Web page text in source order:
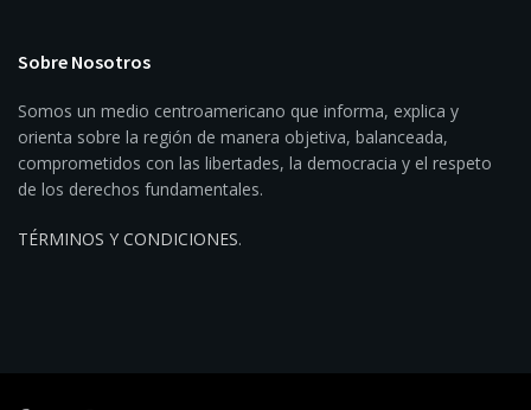
Sobre Nosotros
Somos un medio centroamericano que informa, explica y
orienta sobre la región de manera objetiva, balanceada,
comprometidos con las libertades, la democracia y el respeto
de los derechos fundamentales.
TÉRMINOS Y CONDICIONES.